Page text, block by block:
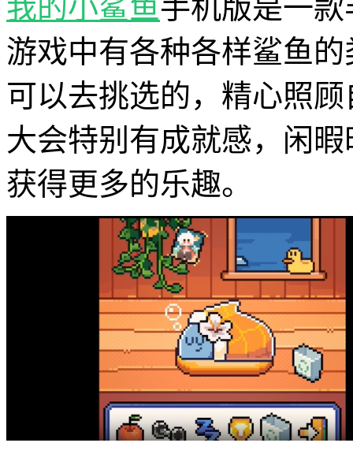
我的小鲨鱼手机版是一款
游戏中有各种各样鲨鱼
可以去挑选的，精心照
大会特别有成就感，闲
获得更多的乐趣。